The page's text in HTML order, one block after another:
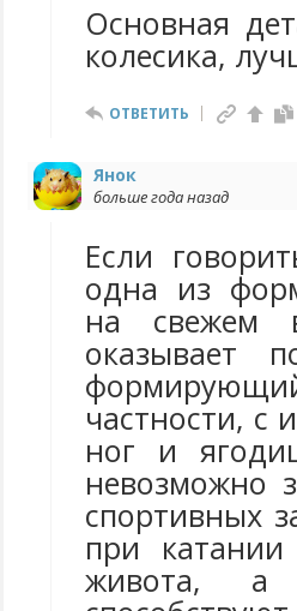
Основная
колесика,
ОТВЕТИТЬ
Янок
больше года назад
Если
одна из
на свежем
оказывает
частности,
ног и
невозможно
спортивных
при
живота, а